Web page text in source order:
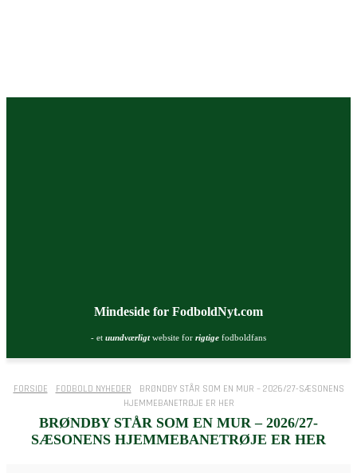
Mindeside for FodboldNyt.com
- et uundværligtwebsite for rigtige fodboldfans
FORSIDE FODBOLD NYHEDER
BRØNDBY STÅR SOM EN MUR – 2026/27-SÆSONENS
HJEMMEBANETRØJE ER HER
BRØNDBY STÅR SOM EN MUR – 2026/27-
SÆSONENS HJEMMEBANETRØJE ER HER